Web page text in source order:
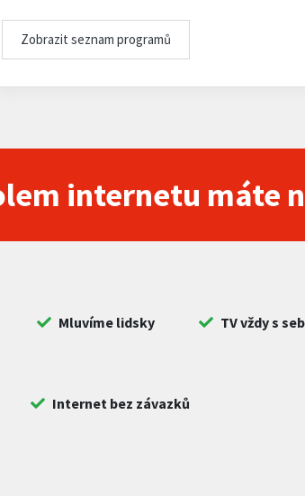
Zobrazit seznam programů
internetu máte
Mluvíme lidsky TV vždy s
Internet bez závazků